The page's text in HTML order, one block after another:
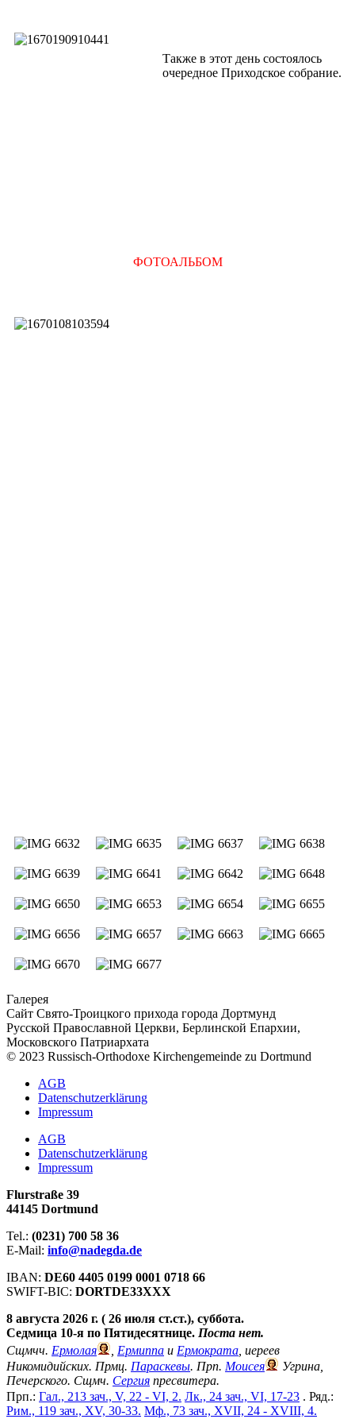
Также в этот день состоялось
очередное Приходское собрание.
ФОТОАЛЬБОМ
Галерея
Сайт Свято-Троицкого прихода города Дортмунд
Русской Православной Церкви, Берлинской Епархии,
Московского Патриархата
© 2023 Russisch-Orthodoxe Kirchengemeinde zu Dortmund
АGB
Datenschutzerklärung
Impressum
АGB
Datenschutzerklärung
Impressum
Flurstraße 39
44145 Dortmund
Tel.: (0231) 700 58 36
E-Mail: info@nadegda.de
IBAN: DE60 4405 0199 0001 0718 66
SWIFT-BIC: DORTDE33XXX
8 августа 2026 г. ( 26 июля ст.ст.), суббота.
Седмица 10-я по Пятидесятнице. Поста нет.
Сщмчч. Ермолая Ермиппа и Ермократа , иереев
Никомидийских. Прмц. Параскевы. Прп. Моисея
Угрина,
Печерского. Сщмч. Сергия пресвитера.
Прп.: Гал., 213 зач., V, 22 - VI, 2. Лк., 24 зач., VI, 17-23 . Ряд.:
Рим., 119 зач., XV, 30-33. Мф., 73 зач., XVII, 24 - XVIII, 4.